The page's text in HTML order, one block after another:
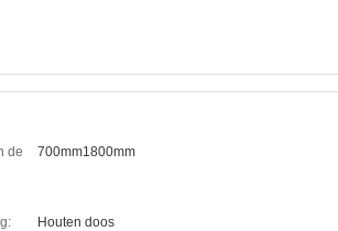
de
700mm1800mm
Houten doos